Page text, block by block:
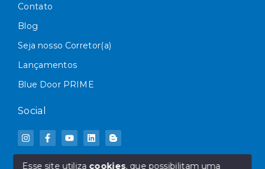
Contato
Blog
Seja nosso Corretor(a)
Lançamentos
Blue Door PRIME
Social
Esse site utiliza cookies, que possibilitam uma